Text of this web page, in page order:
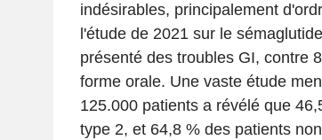
indésirables, principalement
l'étude de 2021 sur le
présenté des troubles GI, contre
forme orale. Une vaste étude
125.000 patients a révélé que
type 2, et 64,8 % des patients